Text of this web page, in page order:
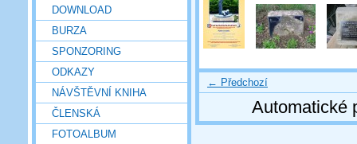
DOWNLOAD
BURZA
SPONZORING
ODKAZY
NÁVŠTĚVNÍ KNIHA
ČLENSKÁ
FOTOALBUM
← Předchozí
Automatické